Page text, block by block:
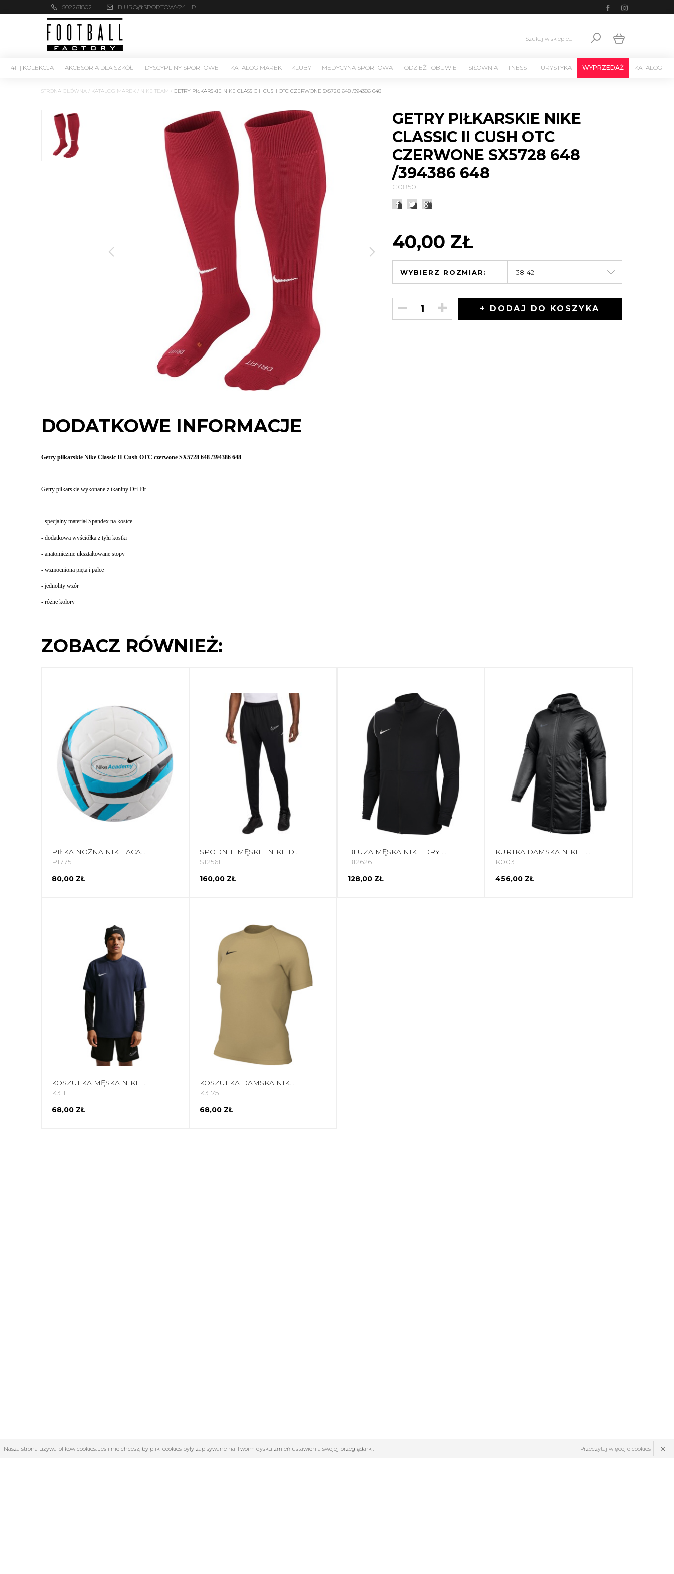
502261802 BIURO@SPORTOWY24H.PL
Szukaj w sklepie...
4F | KOLEKCJA AKCESORIA DLA SZKÓŁ DYSCYPLINY SPORTOWE KATALOG MAREK KLUBY MEDYCYNA SPORTOWA ODZIEŻ I OBUWIE SIŁOWNIA I FITNESS TURYSTYKA WYPRZEDAŻ KATALOGI
STRONA GŁÓWNA / KATALOG MAREK / NIKE TEAM / GETRY PIŁKARSKIE NIKE CLASSIC II CUSH OTC CZERWONE SX5728 648 /394386 648
GETRY PIŁKARSKIE NIKE
CLASSIC II CUSH OTC
CZERWONE SX5728 648
/394386 648
G0850
40,00 ZŁ
WYBIERZ ROZMIAR:
+ DODAJ DO KOSZYKA
DODATKOWE INFORMACJE
Getry piłkarskie Nike Classic II Cush OTC czerwone SX5728 648 /394386 648
Getry piłkarskie wykonane z tkaniny Dri Fit.
- specjalny materiał Spandex na kostce
- dodatkowa wyściółka z tyłu kostki
- anatomicznie ukształtowane stopy
- wzmocniona pięta i palce
- jednolity wzór
- różne kolory
ZOBACZ RÓWNIEŻ:
PIŁKA NOŻNA NIKE ACADEMY TEAM 25 BIAŁO-NIEBIESKA HV4387 101
P1775
80,00 ZŁ
SPODNIE MĘSKIE NIKE DRI-FIT ACADEMY 25 CZARNE FZ9805 010
S12561
160,00 ZŁ
BLUZA MĘSKA NIKE DRY PARK 20 TRK JKT K CZARNA BV6885 010
B12626
128,00 ZŁ
KURTKA DAMSKA NIKE THERMA-FIT PARK 26 CZARNA HM7280 010
K0031
456,00 ZŁ
KOSZULKA MĘSKA NIKE DRI-FIT PARK VIII GRANATOWA HV8173 410
K3111
68,00 ZŁ
KOSZULKA DAMSKA NIKE DRI-FIT PARK VIII ZŁOTA HV8178 729
K3175
68,00 ZŁ
Nasza strona używa plików cookies. Jeśli nie chcesz, by pliki cookies były zapisywane na Twoim dysku zmień ustawienia swojej przeglądarki. ×
Przeczytaj więcej o cookies